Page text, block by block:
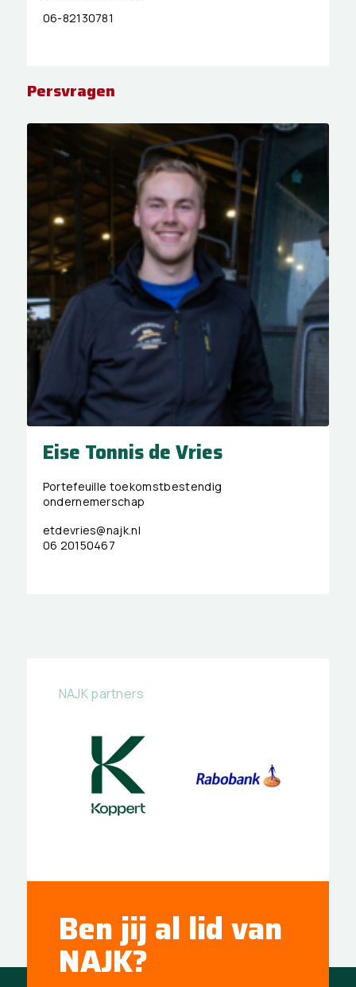
06-82130781
Persvragen
Eise Tonnis de Vries
Portefeuille toekomstbestendig
ondernemerschap
etdevries@najk.nl
06 20150467
NAJK partners
Ben jij al lid van
NAJK?